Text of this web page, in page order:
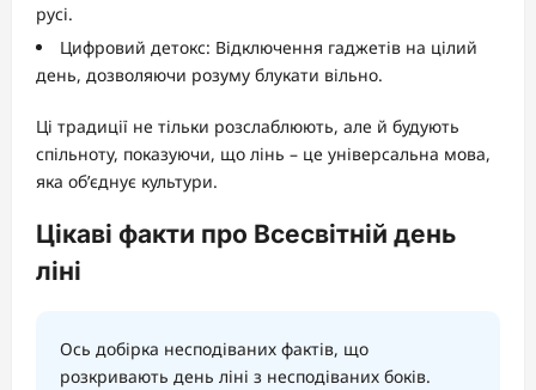
русі.
Цифровий детокс: Відключення гаджетів на цілий
день, дозволяючи розуму блукати вільно.
Ці традиції не тільки розслаблюють, але й будують
спільноту, показуючи, що лінь – це універсальна мова,
яка об’єднує культури.
Цікаві факти про Всесвітній день
ліні
Ось добірка несподіваних фактів, що
розкривають день ліні з несподіваних боків.